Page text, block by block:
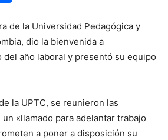
de la Universidad Pedagógica y
dio la bienvenida a
año laboral y presentó su equipo
la UPTC, se reunieron las
«llamado para adelantar trabajo
a poner a disposición su